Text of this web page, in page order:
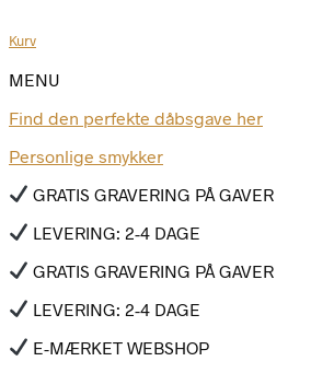
Kurv
MENU
Find den perfekte dåbsgave her
Personlige smykker
GRATIS GRAVERING PÅ GAVER
LEVERING: 2-4 DAGE
GRATIS GRAVERING PÅ GAVER
LEVERING: 2-4 DAGE
E-MÆRKET WEBSHOP